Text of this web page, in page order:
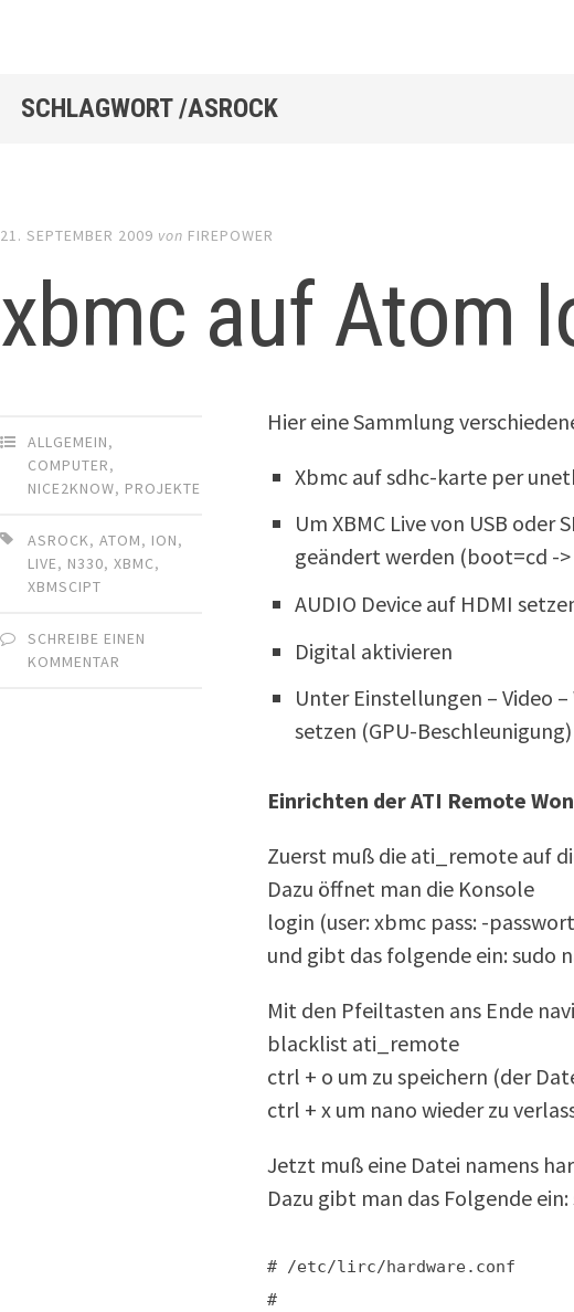
SCHLAGWORT /ASROCK
21. SEPTEMBER 2009 von FIREPOWER
xbmc auf Atom
ALLGEMEIN,
COMPUTER,
NICE2KNOW, PROJEKTE
ASROCK,ATOM, ION,
LIVE, N330,XBMC,
XBMSCIPT
SCHREIBE EINEN
KOMMENTAR
Hier eine Sammlung
Xbmc auf sdhc-karte per
Um XBMC Live von USB oder
geändert werden (boot=cd -
AUDIO Device auf HDMI
Digital aktivieren
Unter Einstellungen – Video
setzen (GPU-Beschleunigung)
Einrichten der ATI Remote
Zuerst muß die ati_remote auf
Dazu öffnet man die Konsole
login (user: xbmc pass: -
und gibt das folgende ein:
Mit den Pfeiltasten ans Ende
blacklist ati_remote
ctrl + o um zu speichern (der
ctrl + x um nano wieder zu
Jetzt muß eine Datei namens
Dazu gibt man das Folgende
# /etc/lirc/hardware.conf
#